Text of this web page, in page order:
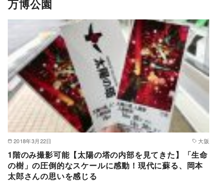
万博公園
2018年3月22日 大阪
1階のみ撮影可能【太陽の塔の内部を見てきた】「生命
の樹」の圧倒的なスケールに感動！現代に蘇る、岡本
太郎さんの思いを感じる